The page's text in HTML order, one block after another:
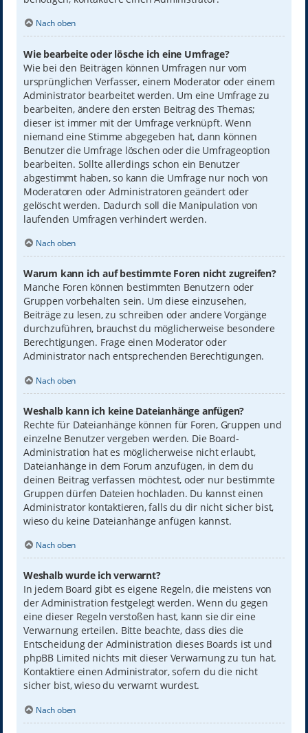
Nach oben
Wie bearbeite oder lösche ich eine Umfrage?
Wie bei den Beiträgen können Umfragen nur vom
ursprünglichen Verfasser, einem Moderator oder einem
Administrator bearbeitet werden. Um eine Umfrage zu
bearbeiten, ändere den ersten Beitrag des Themas;
dieser ist immer mit der Umfrage verknüpft. Wenn
niemand eine Stimme abgegeben hat, dann können
Benutzer die Umfrage löschen oder die Umfrageoption
bearbeiten. Sollte allerdings schon ein Benutzer
abgestimmt haben, so kann die Umfrage nur noch von
Moderatoren oder Administratoren geändert oder
gelöscht werden. Dadurch soll die Manipulation von
laufenden Umfragen verhindert werden.
Nach oben
Warum kann ich auf bestimmte Foren nicht zugreifen?
Manche Foren können bestimmten Benutzern oder
Gruppen vorbehalten sein. Um diese einzusehen,
Beiträge zu lesen, zu schreiben oder andere Vorgänge
durchzuführen, brauchst du möglicherweise besondere
Berechtigungen. Frage einen Moderator oder
Administrator nach entsprechenden Berechtigungen.
Nach oben
Weshalb kann ich keine Dateianhänge anfügen?
Rechte für Dateianhänge können für Foren, Gruppen und
einzelne Benutzer vergeben werden. Die Board-
Administration hat es möglicherweise nicht erlaubt,
Dateianhänge in dem Forum anzufügen, in dem du
deinen Beitrag verfassen möchtest, oder nur bestimmte
Gruppen dürfen Dateien hochladen. Du kannst einen
Administrator kontaktieren, falls du dir nicht sicher bist,
wieso du keine Dateianhänge anfügen kannst.
Nach oben
Weshalb wurde ich verwarnt?
In jedem Board gibt es eigene Regeln, die meistens von
der Administration festgelegt werden. Wenn du gegen
eine dieser Regeln verstoßen hast, kann sie dir eine
Verwarnung erteilen. Bitte beachte, dass dies die
Entscheidung der Administration dieses Boards ist und
phpBB Limited nichts mit dieser Verwarnung zu tun hat.
Kontaktiere einen Administrator, sofern du die nicht
sicher bist, wieso du verwarnt wurdest.
Nach oben